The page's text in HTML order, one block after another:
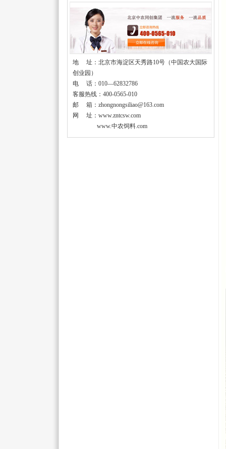
地
址：北京市海淀区天秀路10号（中国农大国际
创业园）
电 话：010—62832786
客服热线：400-0565-010
邮 箱：zhongnongsiliao@163.com
网 址：www.zntcsw.com
www.中农饲料.com